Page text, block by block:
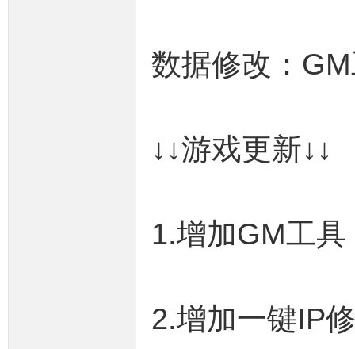
数据修改：
↓↓游戏更新↓↓
1.增加GM工具
2.增加一键IP